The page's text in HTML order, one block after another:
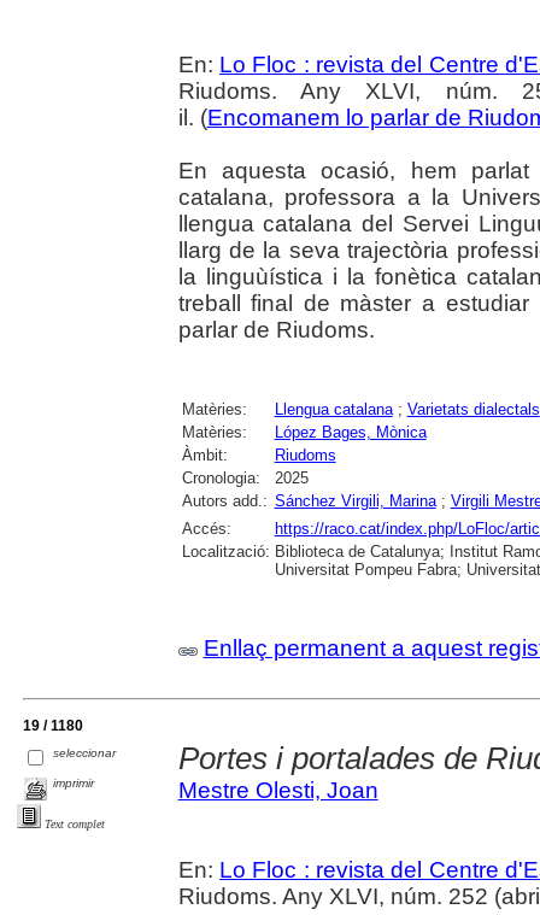
En: Lo Floc : revista del Centre
Riudoms. Any XLVI, núm.
il. (Encomanem lo parlar de
En aquesta ocasió, hem
catalana, professora a la
llengua catalana del Servei
llarg de la seva trajectòria
la linguùística i la fonètica
treball final de màster a
parlar de Riudoms.
Matèries: Llengua catalana; Varietats dialectals
Matèries:
López Bages, Mònica
Àmbit:
Riudoms
Cronologia:
2025
Autors add.: Sánchez Virgili, Marina; Virgili
Accés:
https://raco.cat/index.php/LoFloc/
Localització: Biblioteca de Catalunya; Institut
Universitat Pompeu Fabra;
Enllaç permanent a aquest
19 / 1180
seleccionar
imprimir
Text complet
Portes i portalades de
Mestre Olesti, Joan
En: Lo Floc : revista del Centre
Riudoms. Any XLVI, núm. 252